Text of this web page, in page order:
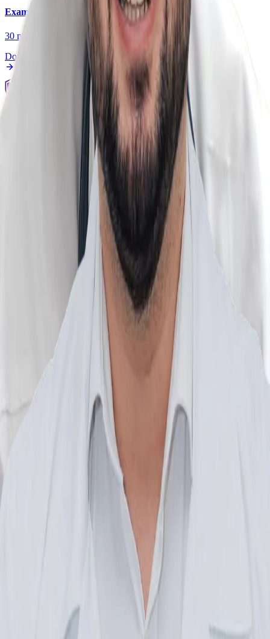
Examinare + Ecocardiografie
30 minute
Doar cu plată
Pachete de servicii
Parteneriate pentru sănătate
Politica de Confidențialitate
Politica de Cookie-uri
Setări cookie
Termeni și Condiții
Programare
Articole
Ghid consultații CAS
Prevencia pentru toți
Calculatoare de sănătate
Clinica Prevencia Alunișului
Clinica Prevencia Fundeni
Clinica Prevencia Alunișului
0729 378 528
Clinica Prevencia
Toate drepturile rezervate
Team Kappa Studio